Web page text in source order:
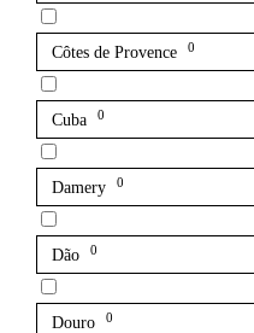
Côtes de Provence 0
Cuba 0
Damery 0
Dão 0
Douro 0